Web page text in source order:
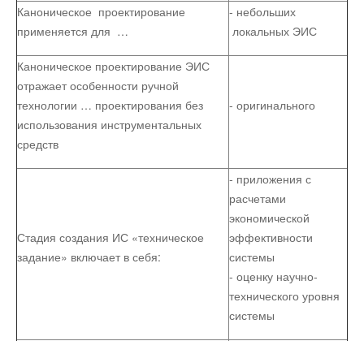
Каноническое проектирование
применяется для …
- небольших
локальных ЭИС
Каноническое проектирование ЭИС
отражает особенности ручной
технологии … проектирования без
использования инструментальных
средств
- оригинального
Стадия создания ИС «техническое
задание» включает в себя:
- приложения с
расчетами
экономической
эффективности
системы
- оценку научно-
технического уровня
системы